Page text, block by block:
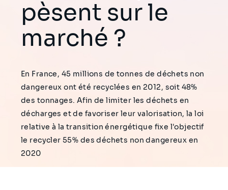
pèsent sur le
marché ?
En France, 45 millions de tonnes de déchets non
dangereux ont été recyclées en 2012, soit 48%
des tonnages. Afin de limiter les déchets en
décharges et de favoriser leur valorisation, la loi
relative à la transition énergétique fixe l'objectif
le recycler 55% des déchets non dangereux en
2020